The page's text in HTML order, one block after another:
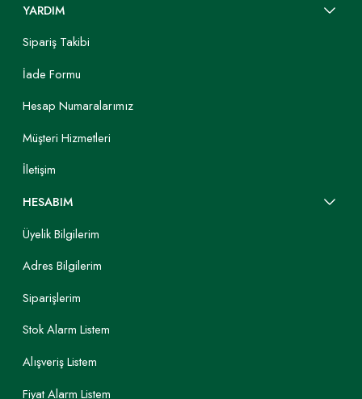
YARDIM
Sipariş Takibi
İade Formu
Hesap Numaralarımız
Müşteri Hizmetleri
İletişim
HESABIM
Üyelik Bilgilerim
Adres Bilgilerim
Siparişlerim
Stok Alarm Listem
Alışveriş Listem
Fiyat Alarm Listem